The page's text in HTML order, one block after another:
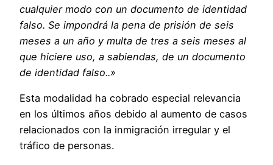
cualquier modo con un documento de identidad
falso. Se impondrá la pena de prisión de seis
meses a un año y multa de tres a seis meses al
que hiciere uso, a sabiendas, de un documento
de identidad falso..»
Esta modalidad ha cobrado especial relevancia
en los últimos años debido al aumento de casos
relacionados con la inmigración irregular y el
tráfico de personas.